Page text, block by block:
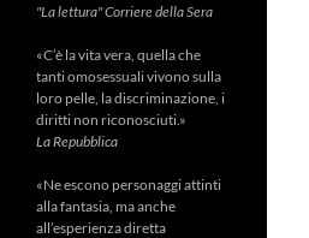
"La lettura" Corriere della Sera
«C’è la vita vera, quella che
tanti omosessuali vivono sulla
loro pelle, la discriminazione, i
diritti non riconosciuti.»
La Repubblica
«Ne escono personaggi attinti
alla fantasia, ma anche
all’esperienza diretta